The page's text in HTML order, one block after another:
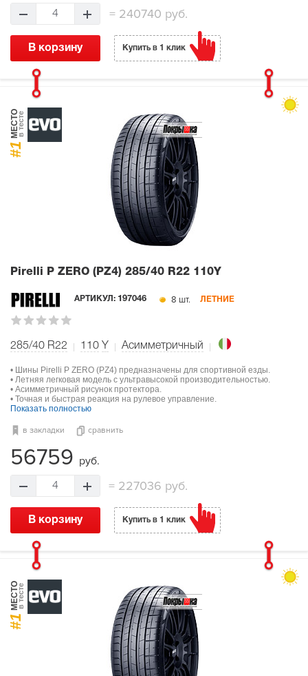
4 =240740 руб.
В корзину Купить в 1 клик
#1
МЕСТОв тесте
Pirelli P ZERO (PZ4) 285/40 R22 110Y
АРТИКУЛ: 197046 8 шт. ЛЕТНИЕ
285/40 R22 110 Y Асимметричный
• Шины Pirelli P ZERO (PZ4) предназначены для спортивной езды.
• Летняя легковая модель с ультравысокой производительностью.
• Асимметричный рисунок протектора.
• Точная и быстрая реакция на рулевое управление.
Показать полностью
в закладки сравнить
56759 руб.
4 = 227036 руб.
В корзину Купить в 1 клик
#1
МЕСТОв тесте